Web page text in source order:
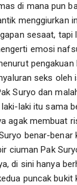
di mana pun
menggiurkan
sesaat, tapi
emosi
pengakuan
seks oleh
Suryo dan
laki itu sama
agak membuat
benar-benar
ciuman Pak
di sini hanya
puncak bukit